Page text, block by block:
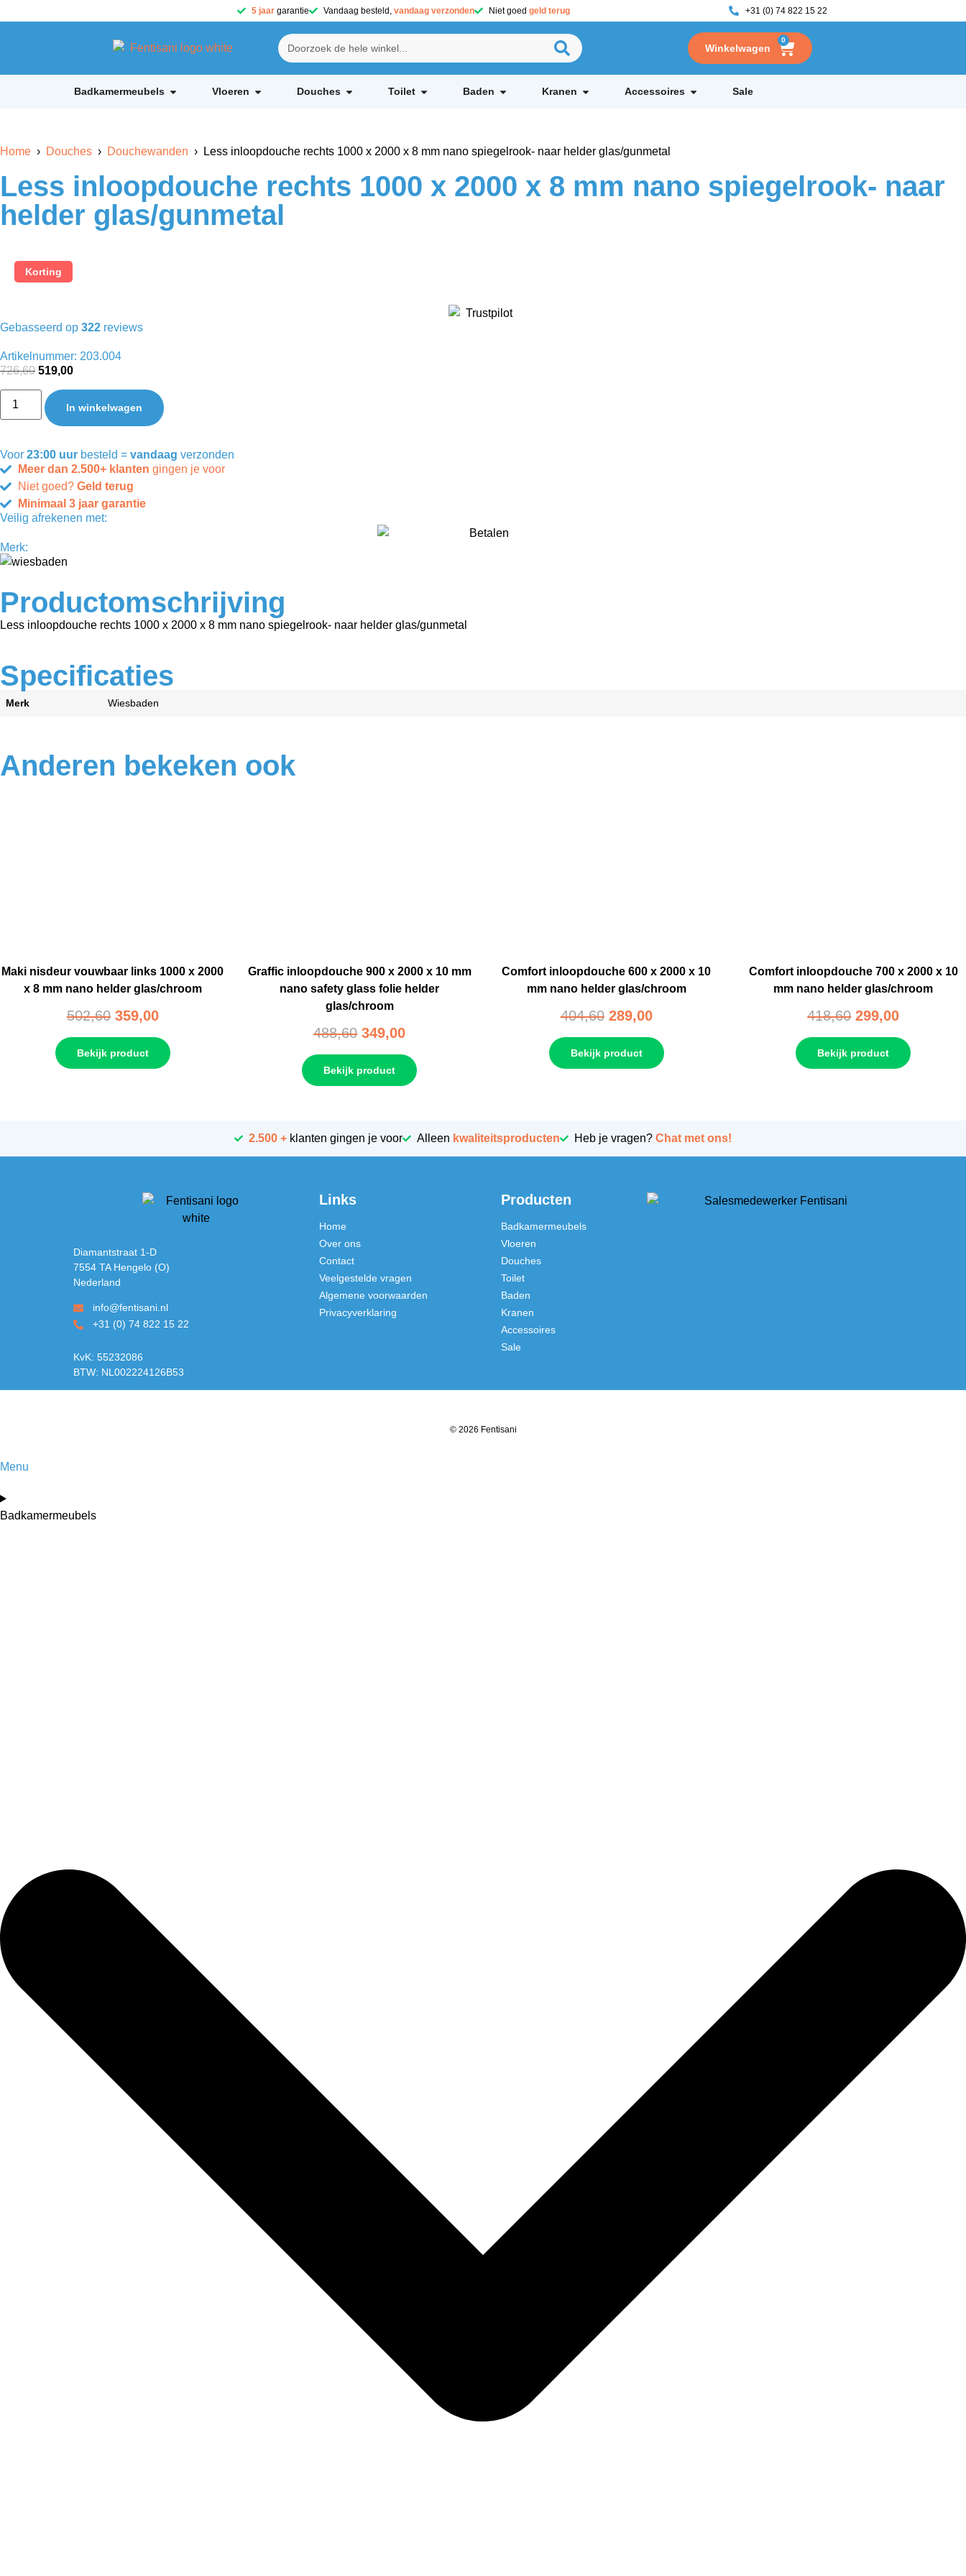
5 jaar garantie Vandaag besteld, vandaag verzonden Niet goed geld terug +31 (0) 74 822 15 22
0
Badkamermeubels Vloeren Douches Toilet Baden Kranen Accessoires Sale
Home › Douches › Douchewanden › Less inloopdouche rechts 1000 x 2000 x 8 mm nano spiegelrook- naar helder glas/gunmetal
Less inloopdouche rechts 1000 x 2000 x 8 mm nano spiegelrook- naar
helder glas/gunmetal
Korting
Gebasseerd op 322 reviews
Artikelnummer: 203.004
726,60 519,00
In winkelwagen
Voor 23:00 uur besteld = vandaag verzonden
Meer dan 2.500+ klanten gingen je voor
Niet goed? Geld terug
Minimaal 3 jaar garantie
Veilig afrekenen met:
Merk:
Productomschrijving
Less inloopdouche rechts 1000 x 2000 x 8 mm nano spiegelrook- naar helder glas/gunmetal
Specificaties
Merk Wiesbaden
Anderen bekeken ook
Maki nisdeur vouwbaar links 1000 x 2000
x 8 mm nano helder glas/chroom
502,60 359,00
Bekijk product
Graffic inloopdouche 900 x 2000 x 10 mm
nano safety glass folie helder
glas/chroom
488,60 349,00
Bekijk product
Comfort inloopdouche 600 x 2000 x 10
mm nano helder glas/chroom
404,60 289,00
Bekijk product
Comfort inloopdouche 700 x 2000 x 10
mm nano helder glas/chroom
418,60 299,00
Bekijk product
2.500 + klanten gingen je voor Alleen kwaliteitsproducten Heb je vragen? Chat met ons!
Diamantstraat 1-D
7554 TA Hengelo (O)
Nederland
info@fentisani.nl
+31 (0) 74 822 15 22
KvK: 55232086
BTW: NL002224126B53
Links
Home
Over ons
Contact
Veelgestelde vragen
Algemene voorwaarden
Privacyverklaring
Producten
Badkamermeubels
Vloeren
Douches
Toilet
Baden
Kranen
Accessoires
Sale
© 2026 Fentisani
Menu
Badkamermeubels